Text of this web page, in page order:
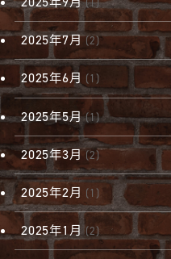
2025年7月(2)
2025年6月 (1)
2025年5月(1)
2025年3月 (2)
2025年2月 (1)
2025年1月 (2)